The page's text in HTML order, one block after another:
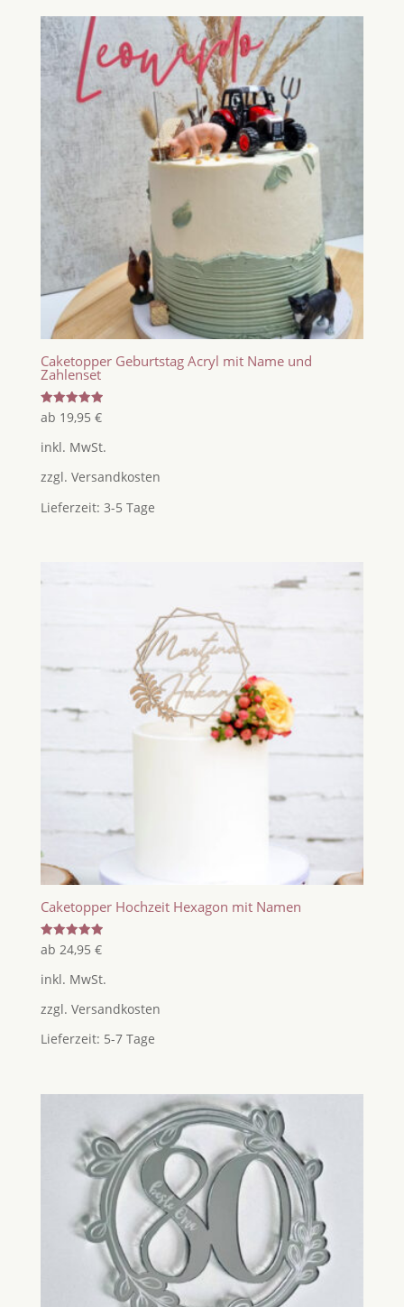
Caketopper Geburtstag Acryl mit Name und
Zahlenset
Bewertet
mit
von 5
ab 19,95 €
inkl. MwSt.
zzgl. Versandkosten
Lieferzeit: 3-5 Tage
Caketopper Hochzeit Hexagon mit Namen
Bewertet
mit
von 5
ab 24,95 €
inkl. MwSt.
zzgl. Versandkosten
Lieferzeit: 5-7 Tage